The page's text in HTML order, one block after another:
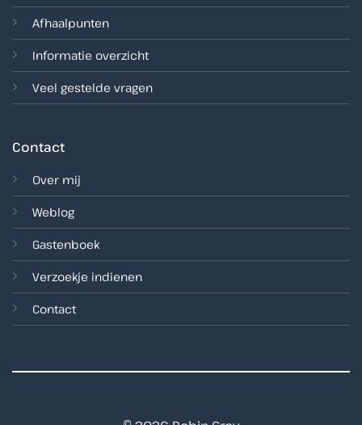
Afhaalpunten
Informatie overzicht
Veel gestelde vragen
Contact
Over mij
Weblog
Gastenboek
Verzoekje indienen
Contact